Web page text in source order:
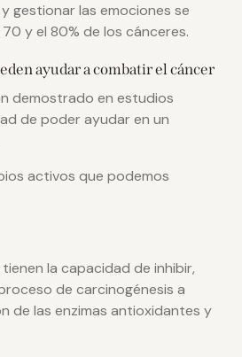
gestionar las emociones se
y el 80% de los cánceres.
ayudar a combatir el cáncer
demostrado en estudios
de poder ayudar en un
activos que podemos
la capacidad de inhibir,
de carcinogénesis a
de las enzimas antioxidantes y